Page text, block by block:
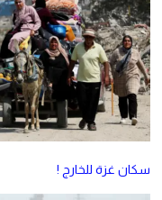
سكان غزة للخارج !